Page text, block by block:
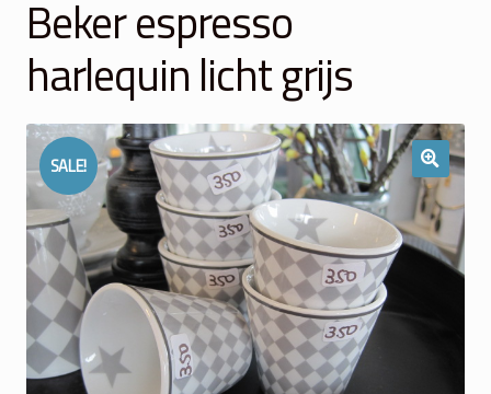
Winkelmand
Over Ons
Veelgestelde vragen
Contact
Beker espresso
harlequin licht grijs
SALE!